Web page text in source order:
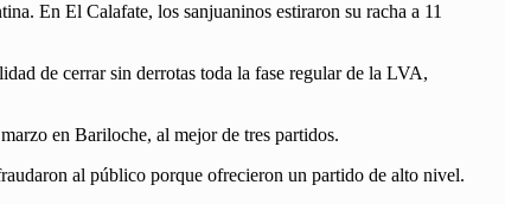
En El Calafate, los sanjuaninos estiraron su racha a 11
de cerrar sin derrotas toda la fase regular de la LVA,
en Bariloche, al mejor de tres partidos.
al público porque ofrecieron un partido de alto nivel.